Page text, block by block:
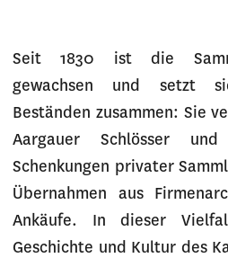
Seit 1830 ist die
gewachsen und setzt
Beständen zusammen: Sie
Aargauer Schlösser
Schenkungen privater
Übernahmen aus
Ankäufe. In dieser
Geschichte und Kultur des